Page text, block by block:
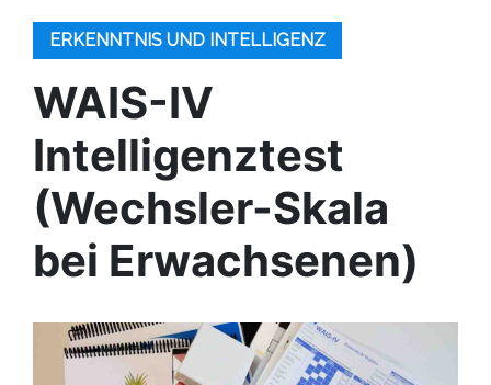
ERKENNTNIS UND INTELLIGENZ
WAIS-IV
Intelligenztest
(Wechsler-Skala
bei Erwachsenen)